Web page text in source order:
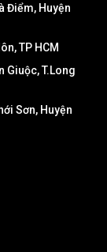
Điểm, Huyện
TP HCM
Giuộc, T.Long
Sơn, Huyện